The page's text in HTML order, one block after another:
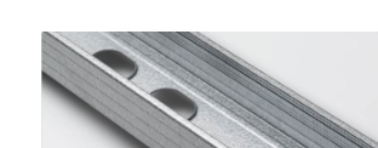
Montante STANDARD 75